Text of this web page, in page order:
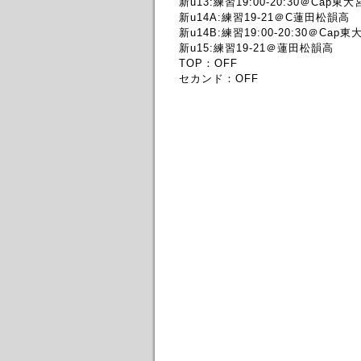
新u14A:練習19-21＠C蓮田松韻高
新u14B:練習19:00-20:30＠Cap東
新u15:練習19-21＠蓮田松韻高
TOP：OFF
セカンド：OFF